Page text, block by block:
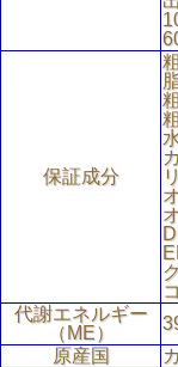
保証成分
代謝エネルギー
（ME）
原産国